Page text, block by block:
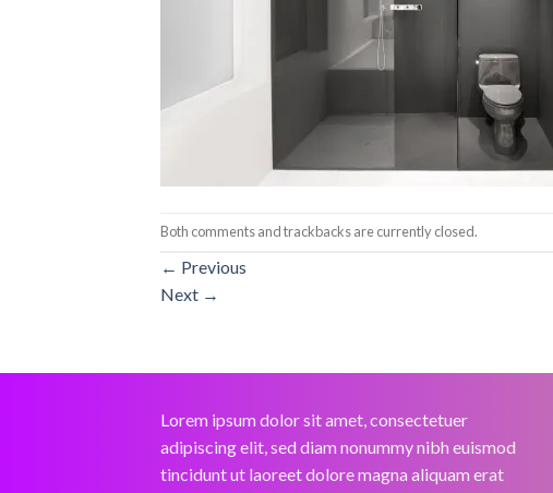
Both comments and trackbacks are currently closed.
← Previous
Next →
Lorem ipsum dolor sit amet, consectetuer
adipiscing elit, sed diam nonummy nibh euismod
tincidunt ut laoreet dolore magna aliquam erat